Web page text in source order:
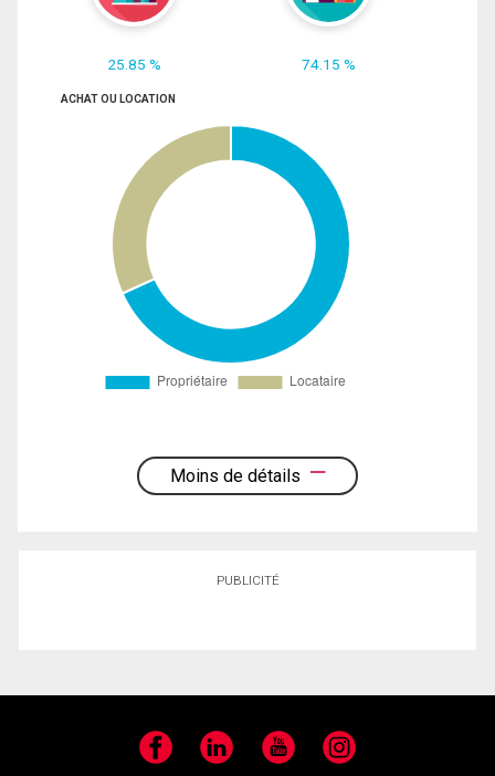
25.85 % 74.15 %
ACHAT OU LOCATION
Moins de détails
PUBLICITÉ
Facebook LinkedIn YouTube Instagram